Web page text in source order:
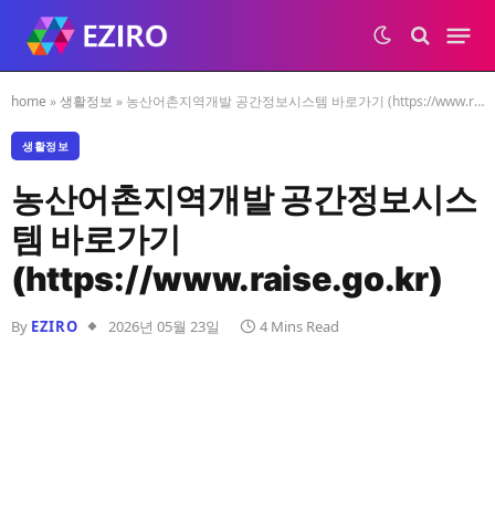
home »생활정보 » 농산어촌지역개발 공간정보시스템 바로가기 (https://www.raise.go.kr)
생활정보
농산어촌지역개발 공간정보시스
템 바로가기
(https://www.raise.go.kr)
By EZIRO 2026년 05월 23일 4 Mins Read